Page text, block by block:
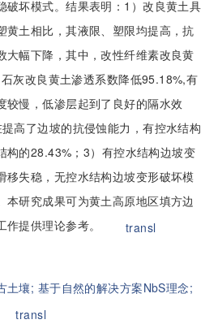
破坏模式。结果表明：1）改良黄土具
黄土相比，其液限、塑限均提高，抗
大幅下降，其中，改性纤维素改良黄
灰改良黄土渗透系数降低95.18%,有
较慢，低渗层起到了良好的隔水效
高了边坡的抗侵蚀能力，有控水结构
构的28.43%；3）有控水结构边坡变
移失稳，无控水结构边坡变形破坏模
本研究成果可为黄土高原地区填方边
提供理论参考。
transl
土壤; 基于自然的解决方案NbS理念;
transl